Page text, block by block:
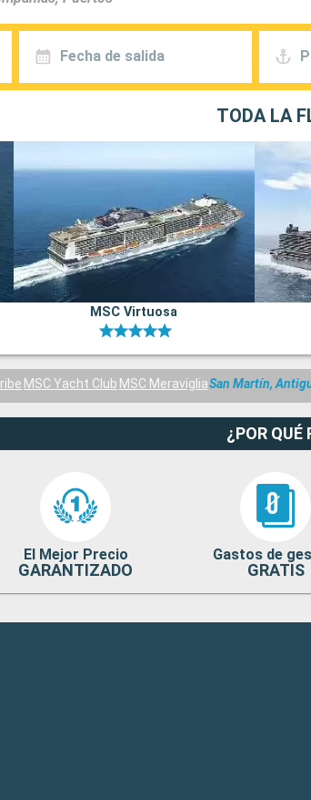
Fecha de salida
TODA LA
MSC Virtuosa
MSC Yacht Club MSC MeravigliaSan Martín,
¿POR QUÉ
El Mejor Precio
GARANTIZADO
Gastos de
GRATIS